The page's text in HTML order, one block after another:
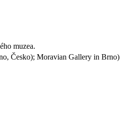
muzea.
Česko); Moravian Gallery in Brno)